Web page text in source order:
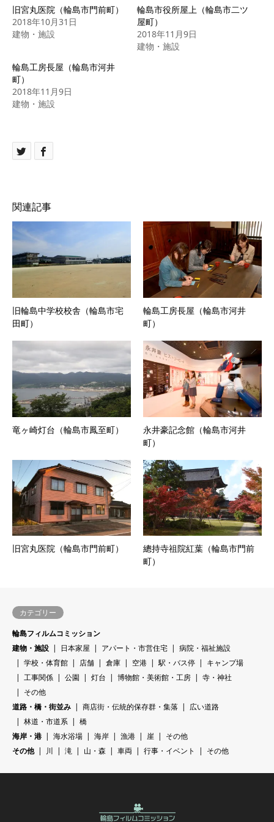
旧宮丸医院（輪島市門前町）
2018年10月31日
建物・施設
輪島市役所屋上（輪島市二ツ
屋町）
2018年11月9日
建物・施設
輪島工房長屋（輪島市河井
町）
2018年11月9日
建物・施設
関連記事
旧輪島中学校校舎（輪島市宅
田町）
輪島工房長屋（輪島市河井
町）
竜ヶ崎灯台（輪島市鳳至町）
永井豪記念館（輪島市河井
町）
旧宮丸医院（輪島市門前町）
總持寺祖院紅葉（輪島市門前
町）
カテゴリー
輪島フィルムコミッション
建物・施設
日本家屋 アパート・市営住宅
病院・福祉施設
学校・体育館
店舗 倉庫 空港 駅・バス停
キャンプ場
工事関係
公園 灯台 博物館・美術館・工房
寺・神社
その他
道路・橋・街並み
商店街・伝統的保存群・集落
広い道路
林道・市道系
橋
海岸・港
海水浴場 海岸 漁港 崖
その他
その他
川 滝 山・森 車両 行事・イベント その他